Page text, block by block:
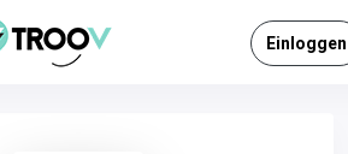
Einloggen